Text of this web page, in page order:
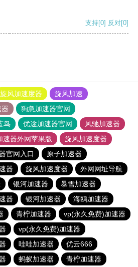
支持[0] 反对[0]
旋风加速度器
旋风加速
狗急加速器官网
鸟 优途加速器官网
风驰加速器
速器外网苹果版
旋风加速度器
官网入口
原子加速器
器 旋风加速度器
外网网址导航
银河加速器
暴雪加速器
器 银河加速器
海鸥加速器
青柠加速器
vp(永久免费)加速器
vp(永久免费)加速器
哇哇加速器
优云666
蚂蚁加速器 青柠加速器